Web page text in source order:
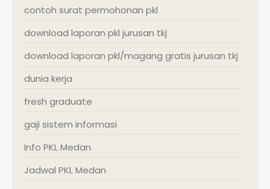
contoh surat permohonan pkl
download laporan pkl jurusan tkj
download laporan pkl/magang gratis jurusan tkj
dunia kerja
fresh graduate
gaji sistem informasi
Info PKL Medan
Jadwal PKL Medan